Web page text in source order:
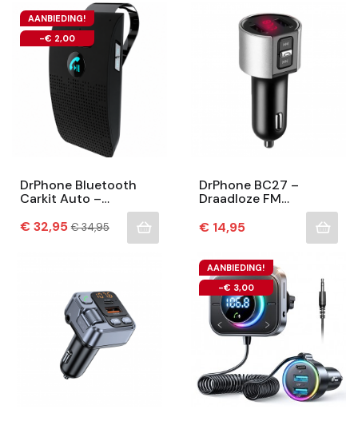
AANBIEDING!
-€ 2,00
DrPhone Bluetooth
Carkit Auto –
Handsfree Bellen –
Zonneklep –
Spraakbesturing – 2
Prijs
€ 32,95Normale
€ 34,95
DrPhone BC27 –
Draadloze FM
Transmitter - Dual USB
Snelle Autolader –
Handsfree Bellen – 2
Prijs
€ 14,95
AANBIEDING!
-€ 3,00